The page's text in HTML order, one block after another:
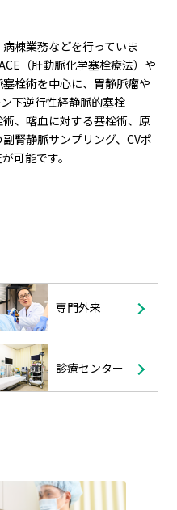
棟業務などを行っていま
（肝動脈化学塞栓療法）や
栓術を中心に、胃静脈瘤や
下逆行性経静脈的塞栓
、喀血に対する塞栓術、原
腎静脈サンプリング、CVポ
可能です。
専門外来
診療センター